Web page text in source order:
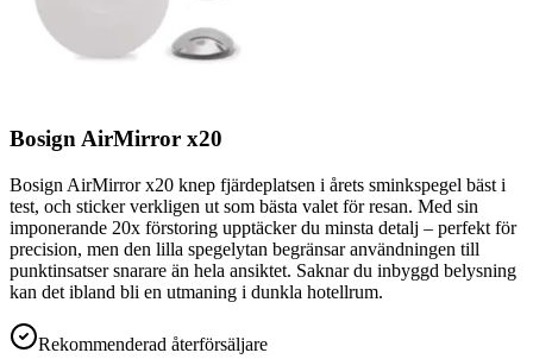
Bosign AirMirror x20
Bosign AirMirror x20 knep fjärdeplatsen i årets sminkspegel bäst i
test, och sticker verkligen ut som bästa valet för resan. Med sin
imponerande 20x förstoring upptäcker du minsta detalj – perfekt för
precision, men den lilla spegelytan begränsar användningen till
punktinsatser snarare än hela ansiktet. Saknar du inbyggd belysning
kan det ibland bli en utmaning i dunkla hotellrum.
Rekommenderad återförsäljare